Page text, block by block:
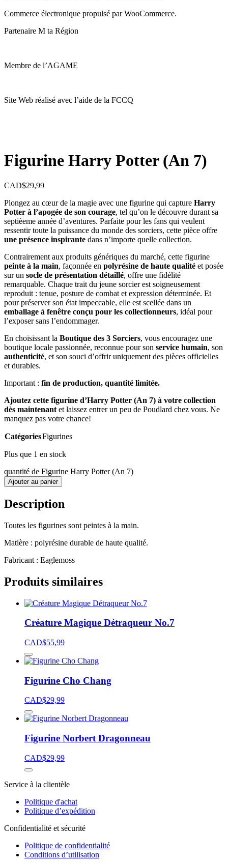
Commerce électronique propulsé par WooCommerce.
Partenaire M ta Région
Membre de l’AGAME
Site Web réalisé avec l’aide de la FCCQ
Figurine Harry Potter (An 7)
CAD$29,99
Plongez au cœur de la magie avec une figurine qui capture Harry
Potter à l’apogée de son courage, tel qu’on le découvre durant sa
septièeme année d’aventures. Parfaite pour les fans qui veulent
ressentir toute la puissance du monde des sorciers, cette pièce offre
une présence inspirante dans n’importe quelle collection.
Contrairement aux produits génériques du marché, cette figurine
peinte à la main, façonnée en polyrésine de haute qualité et posée
sur un socle de présentation détaillé, offre une fidélité
remarquable. Chaque trait du jeune sorcier est soigneusement
reproduit : tenue, posture de combat et expression déterminée. Et
pour préserver son état impeccable, elle est scellée dans un
emballage à fenêtre conçu pour les collectionneurs, idéal pour
l’exposer sans l’endommager.
En choisissant la Boutique des 3 Sorciers, vous encouragez une
boutique locale passionnée, reconnue pour son service humain, son
authenticité, et son souci d’offrir uniquement des pièces officielles
et durables.
Important : fin de production, quantité limitée.
Ajoutez cette figurine d’Harry Potter (An 7) à votre collection
dès maintenant et laissez entrer un peu de Poudlard chez vous. Ne
manquez pas votre chance!
CatégoriesFigurines
Plus que 1 en stock
quantité de Figurine Harry Potter (An 7)
Ajouter au panier
Description
Toutes les figurines sont peintes à la main.
Matière : polyrésine durable de haute qualité.
Fabricant : Eaglemoss
Produits similaires
Créature Magique Détraqueur No.7
CAD$55,99
Figurine Cho Chang
CAD$29,99
Figurine Norbert Dragonneau
CAD$29,99
Service à la clientèle
Politique d'achat
Politique d’expédition
Confidentialité et sécurité
Politique de confidentialité
Conditions d’utilisation